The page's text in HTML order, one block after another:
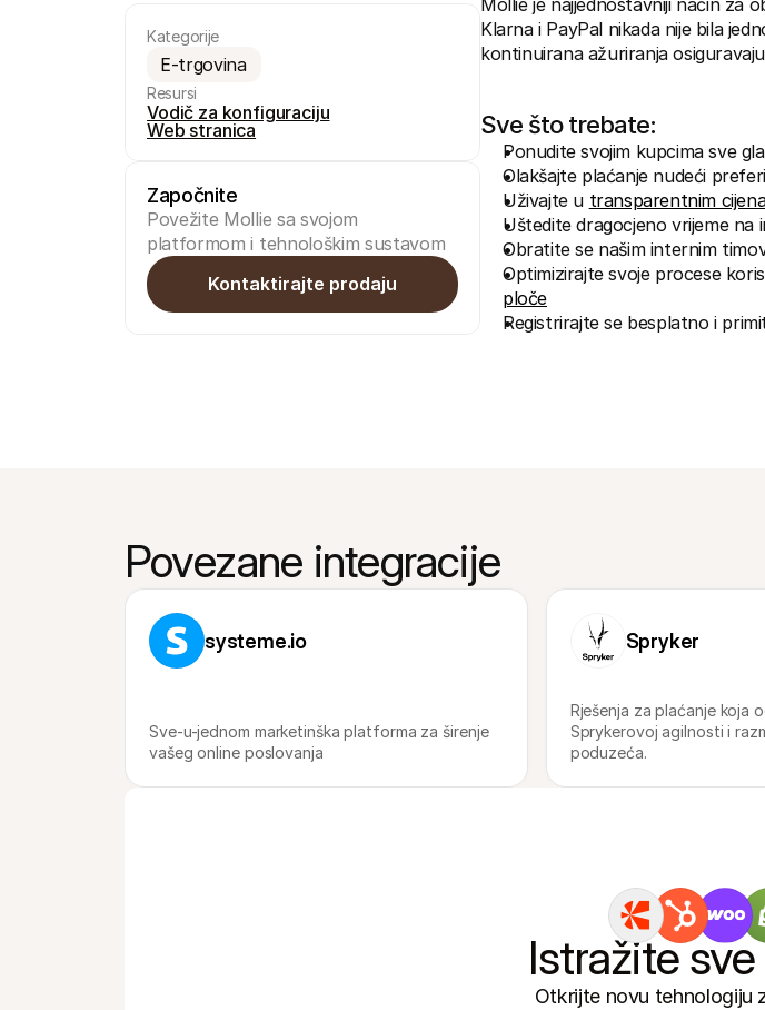
Kategorije
E-trgovina
Resursi
Vodič za konfiguraciju
Web stranica
Započnite
Povežite Mollie sa svojom
platformom i tehnološkim sustavom
Kontaktirajte prodaju
Mollie je najjednostavniji način za
Klarna i PayPal nikada nije bila
kontinuirana ažuriranja
Sve što trebate:
Ponudite svojim kupcima sve
Olakšajte plaćanje nudeći
Uživajte u transparentnim
Uštedite dragocjeno vrijeme na
Obratite se našim internim
Optimizirajte svoje procese
ploče
Registrirajte se besplatno i
Povezane integracije
systeme.io
Sve-u-jednom marketinška platforma za širenje
vašeg online poslovanja
Spryker
Rješenja za plaćanje koja
Sprykerovoj agilnosti i
poduzeća.
Istražite
Otkrijte novu tehnologiju